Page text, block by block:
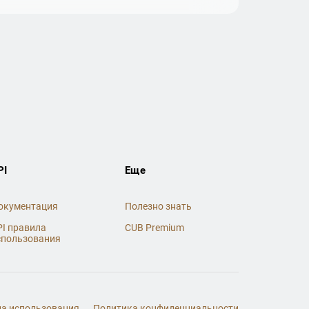
правила
Еще
Полезно знать
CUB Premium